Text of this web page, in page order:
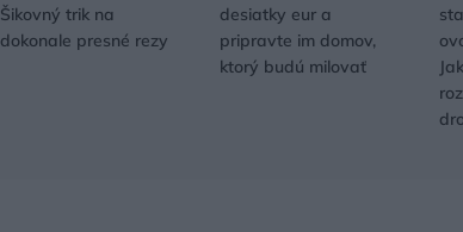
Šikovný trik na
dokonale presné rezy
desiatky eur a
pripravte im domov,
ktorý budú milovať